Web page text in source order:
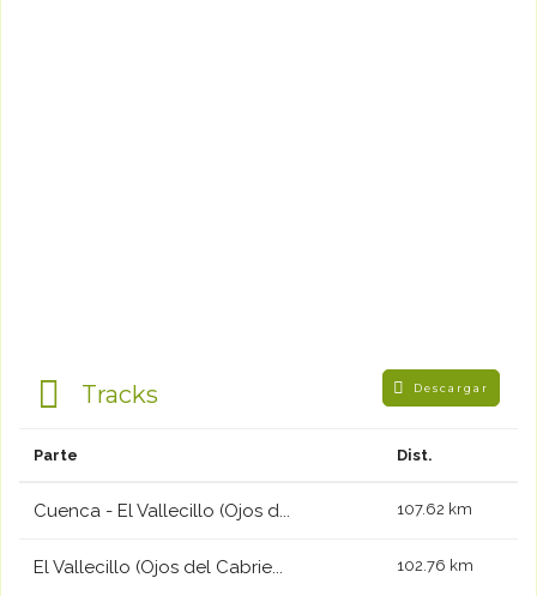
Tracks Descargar
Parte Dist.
Cuenca - El Vallecillo (Ojos d... 107.62 km
El Vallecillo (Ojos del Cabrie... 102.76 km